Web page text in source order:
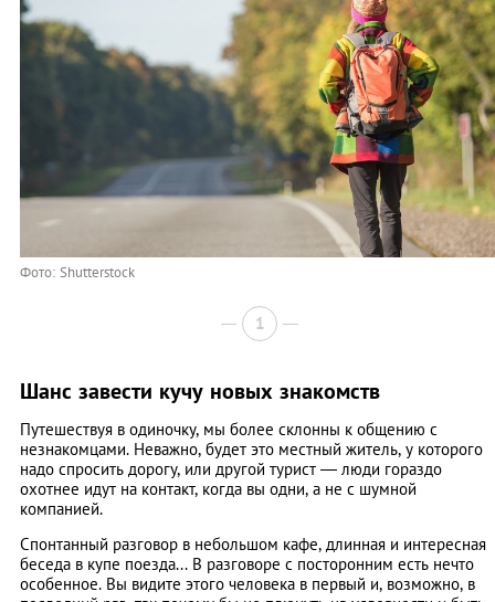
Фото: Shutterstock
1
Шанс завести кучу новых знакомств
Путешествуя в одиночку, мы более склонны к общению с
незнакомцами. Неважно, будет это местный житель, у которого
надо спросить дорогу, или другой турист — люди гораздо
охотнее идут на контакт, когда вы одни, а не с шумной
компанией.
Спонтанный разговор в небольшом кафе, длинная и интересная
беседа в купе поезда... В разговоре с посторонним есть нечто
особенное. Вы видите этого человека в первый и, возможно, в